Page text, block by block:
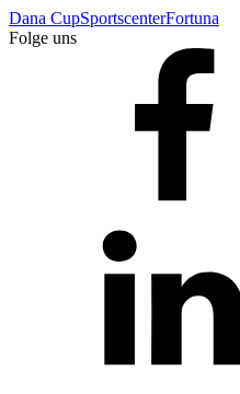
Dana CupSportscenterFortuna
Folge uns